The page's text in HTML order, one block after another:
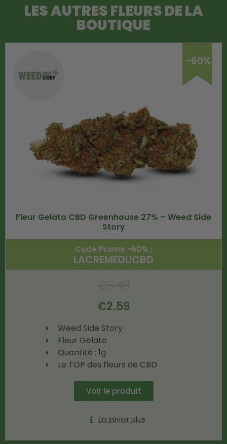
LES AUTRES FLEURS DE LA
BOUTIQUE
-60%
Fleur Gelato CBD Greenhouse 27% – Weed Side
Story
Code Promo -60% :
LACREMEDUCBD
€2.59
Weed Side Story
Fleur Gelato
Quantité : 1g
Le TOP des fleurs de CBD
Voir le produit
En savoir plus